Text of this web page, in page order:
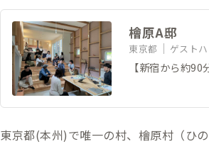
檜原A邸
東京都 ゲスト
【新宿から約
東京都(本州)で唯一の村、檜原村（ひ